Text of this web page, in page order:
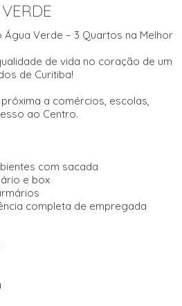
VERDE
Verde – 3 Quartos na Melhor
de vida no coração de um
de Curitiba!
a comércios, escolas,
ao Centro.
com sacada
e box
completa de empregada